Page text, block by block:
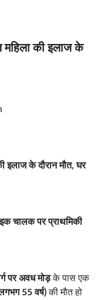
की इलाज के
इलाज के दौरान मौत, घर
चालक पर प्राथमिकी
पर अवध मोड़के पास एक
55 वर्ष)की मौत हो